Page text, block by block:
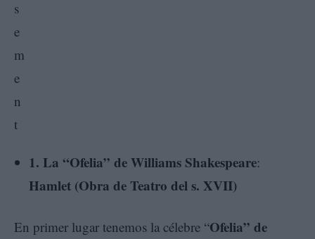
1. La “Ofelia” de Williams Shakespeare:
Hamlet (Obra de Teatro del s. XVII)
En primer lugar tenemos la célebre “Ofelia” de